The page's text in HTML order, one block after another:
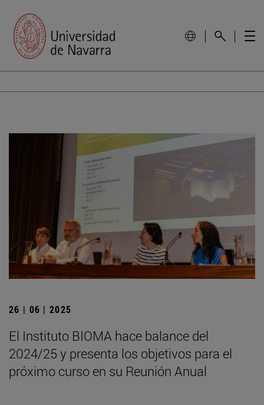
26 | 06 | 2025
El Instituto BIOMA hace balance del
2024/25 y presenta los objetivos para el
próximo curso en su Reunión Anual